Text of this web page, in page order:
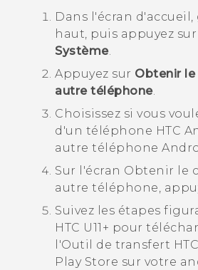
Dans l'écran d'accueil ,
haut, puis appuyez sur
Système.
Appuyez sur Obtenir
autre téléphone.
Choisissez si vous
d'un téléphone HTC
autre téléphone
Sur l'écran Obtenir le
autre téléphone,
Suivez les étapes
HTC U11‍+ pour
l'Outil de transfert HTC
Play Store sur votre